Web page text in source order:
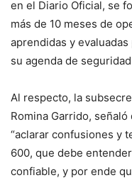
en el Diario Oficial, se
más de 10 meses de
aprendidas y
su agenda de
Al respecto, la
Romina Garrido,
“aclarar confusiones y
600, que debe
confiable, y por ende